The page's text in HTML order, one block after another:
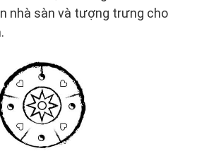
nhà sàn và tượng trưng cho